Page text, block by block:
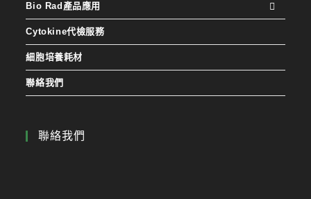
Bio Rad產品應用
Cytokine代檢服務
細胞培養耗材
聯絡我們
聯絡我們